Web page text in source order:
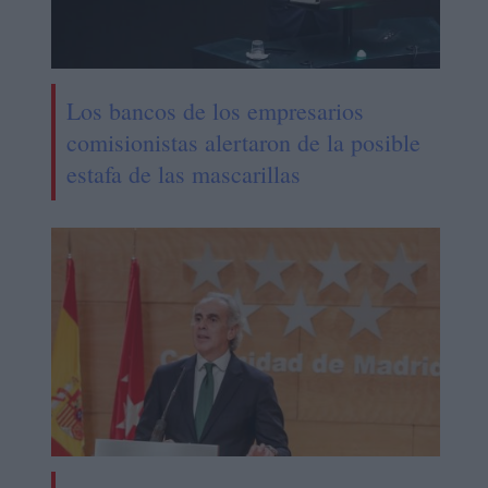
Los bancos de los empresarios
comisionistas alertaron de la posible
estafa de las mascarillas